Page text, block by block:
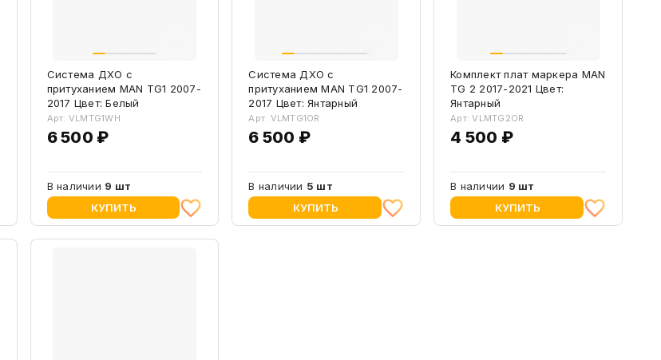
Система ДХО с
притуханием MAN TG1 2007-
2017 Цвет: Белый
Арт: VLMTG1WH
6 500 ₽
В наличии 9 шт
КУПИТЬ
Система ДХО с
притуханием MAN TG1 2007-
2017 Цвет: Янтарный
Арт: VLMTG1OR
6 500 ₽
В наличии 5 шт
КУПИТЬ
Комплект плат маркера MAN
TG 2 2017-2021 Цвет:
Янтарный
Арт: VLMTG2OR
4 500 ₽
В наличии 9 шт
КУПИТЬ